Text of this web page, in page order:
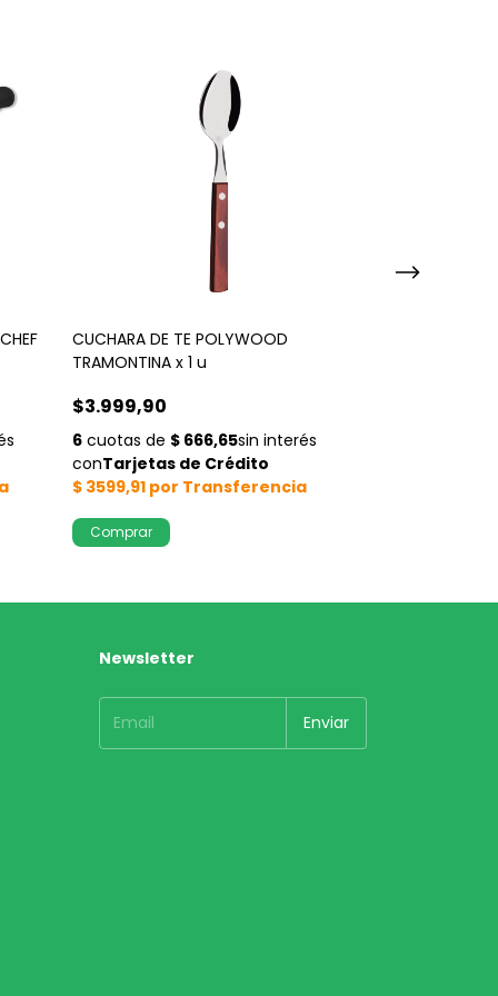
CUCHARA DE TE POLYWOOD
TRAMONTINA x 1 u
$3.999,90
Newsletter